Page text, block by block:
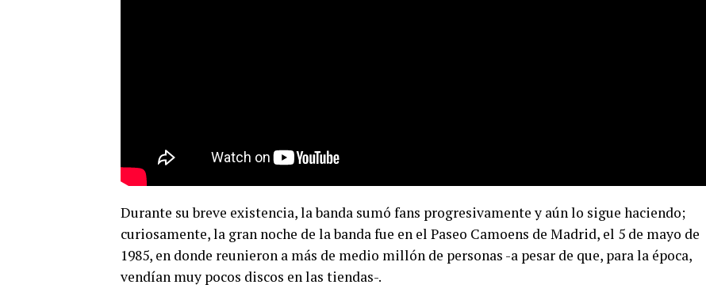
Durante su breve existencia, la banda sumó fans progresivamente y aún lo sigue haciendo;
curiosamente, la gran noche de la banda fue en el Paseo Camoens de Madrid, el 5 de mayo de
1985, en donde reunieron a más de medio millón de personas -a pesar de que, para la época,
vendían muy pocos discos en las tiendas-.